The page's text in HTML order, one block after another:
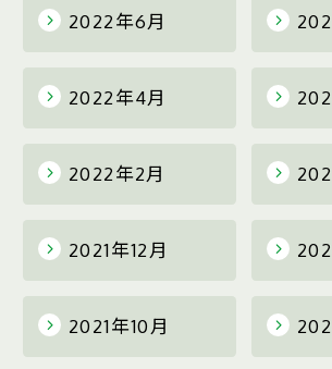
2022年6月
2022年4月
2022年2月
2021年12月
2021年10月